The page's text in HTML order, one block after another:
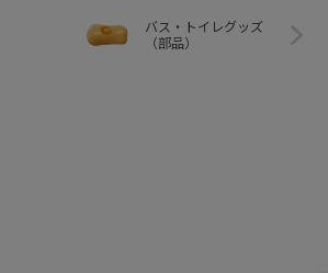
バス・トイレグッズ
（部品）